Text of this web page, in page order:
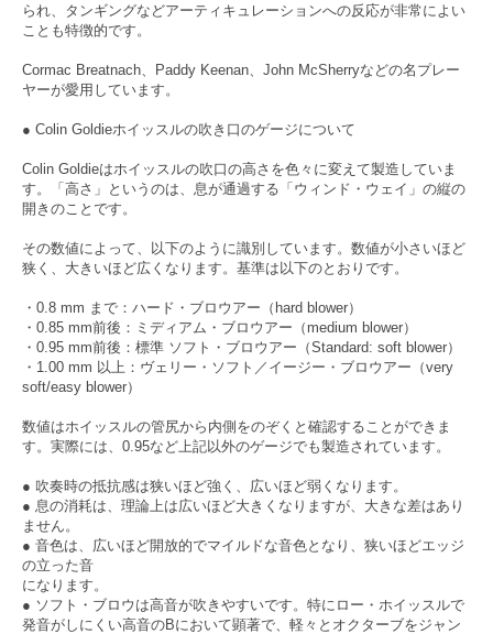
られ、タンギングなどアーティキュレーションへの反応が非常によい
ことも特徴的です。
Cormac Breatnach、Paddy Keenan、John McSherryなどの名プレー
ヤーが愛用しています。
● Colin Goldieホイッスルの吹き口のゲージについて
Colin Goldieはホイッスルの吹口の高さを色々に変えて製造していま
す。「高さ」というのは、息が通過する「ウィンド・ウェイ」の縦の
開きのことです。
その数値によって、以下のように識別しています。数値が小さいほど
狭く、大きいほど広くなります。基準は以下のとおりです。
・0.8 mm まで：ハード・ブロウアー（hard blower）
・0.85 mm前後：ミディアム・ブロウアー（medium blower）
・0.95 mm前後：標準 ソフト・ブロウアー（Standard: soft blower）
・1.00 mm 以上：ヴェリー・ソフト／イージー・ブロウアー（very
soft/easy blower）
数値はホイッスルの管尻から内側をのぞくと確認することができま
す。実際には、0.95など上記以外のゲージでも製造されています。
● 吹奏時の抵抗感は狭いほど強く、広いほど弱くなります。
● 息の消耗は、理論上は広いほど大きくなりますが、大きな差はあり
ません。
● 音色は、広いほど開放的でマイルドな音色となり、狭いほどエッジ
の立った音
になります。
● ソフト・ブロウは高音が吹きやすいです。特にロー・ホイッスルで
発音がしにくい高音のBにおいて顕著で、軽々とオクターブをジャン